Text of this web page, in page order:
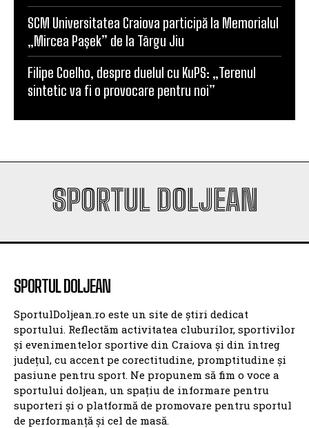
SCM Universitatea Craiova participă la Memorialul
„Mircea Pașek” de la Târgu Jiu
Filipe Coelho, despre duelul cu KuPS: „Terenul
sintetic va fi o provocare pentru noi”
SPORTUL DOLJEAN
SPORTUL DOLJEAN
SportulDoljean.ro este un site de știri dedicat
sportului. Reflectăm activitatea cluburilor, sportivilor
și evenimentelor sportive din Craiova și din întreg
județul, cu accent pe corectitudine, promptitudine și
pasiune pentru sport. Ne propunem să fim o voce a
sportului doljean, un spațiu de informare pentru
suporteri și o platformă de promovare pentru sportul
de performanță și cel de masă.